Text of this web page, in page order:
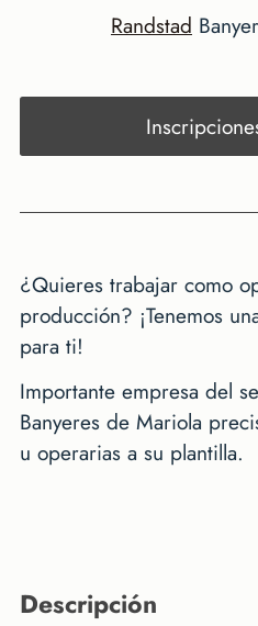
Randstad
¿Quieres trabajar como
producción? ¡Tenemos
para ti!
Importante empresa del
Banyeres de Mariola
u operarias a su plantilla.
descripción